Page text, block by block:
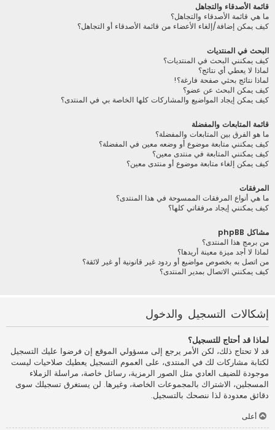
قائمة الأصدقاء والتجاهل
ما هي قائمة الأصدقاء والتجاهل؟
كيف يمكن إضافة/إلغاء الأعضاء من قائمة الأصدقاء أو التجاهل؟
البحث في المنتديات
كيف يمكنني البحث في المنتديات؟
لماذا لا يعطي أي نتائج؟
لماذا نتائج بحثي صفحة فارغة؟!
كيف يمكن البحث عن عضو؟
كيف يمكن إيجاد المواضيع والمشاركات كلها الخاصة بي في المنتدى؟
قائمة المتابعات والمفضلة
ما هو الفرق بين المتابعات والمفضلة؟
كيف يمكنني متابعة موضوع أو وضعه معين في المفضلة؟
كيف يمكنني المتابعة في منتدى معين؟
كيف يمكن إلغاء متابعة موضوع أو منتدى معين؟
المرفقات
ما هي أنواع المرفقات الممسوحة في هذا المنتدى؟
كيف يمكنني إيجاد مرفقاتي كلها؟
مشاكل phpBB
من برمج هذا المنتدى؟
لماذا لا أجد ميزة معينة أريدها؟
من اتصل به بخصوص مواضيع أو ردود غير قانونية أو غير لائقة؟
كيف يمكنني الاتصال بمدير المنتدى؟
إشكالات التسجيل والدخول
لماذا قد أحتاج للتسجيل؟
قد لا تحتاج ذلك، لكن الأمر يرجع إلى مسؤولي الموقع إن فرضوا عليك التسجيل
لكتابة مشاركات لك في المنتدى، على العموم التسجيل يعطيك صلاحيات ليست
موجودة للضيف العادي مثل الصور الرمزية، رسائل خاصة، مراسلة الزملاء
المسجلين، الاشتراك بالمجموعات الخاصة، وغيرها. لن يستغرق تسجيلك سوى
دقائق معدودة لذا ننصحك بالتسجيل.
أعلى